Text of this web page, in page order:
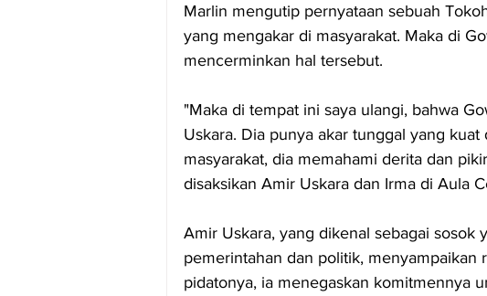
Marlin mengutip pernyataan sebuah
yang mengakar di masyarakat. Maka di
mencerminkan hal tersebut.
"Maka di tempat ini saya ulangi, bahwa
Uskara. Dia punya akar tunggal yang
masyarakat, dia memahami derita dan
disaksikan Amir Uskara dan Irma di Aula
Amir Uskara, yang dikenal sebagai sosok
pemerintahan dan politik, menyampaikan
pidatonya, ia menegaskan komitmennya